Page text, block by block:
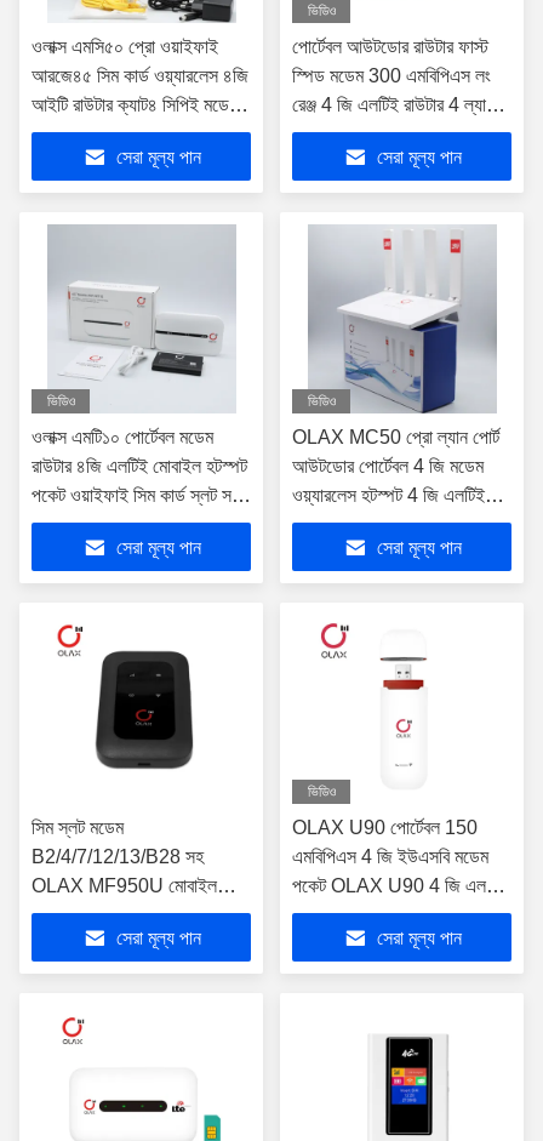
ওলাক্স এমসি৫০ প্রো ওয়াইফাই
আরজে৪৫ সিম কার্ড ওয়্যারলেস ৪জি
আইটি রাউটার ক্যাট৪ সিপিই মডেম
হোম রাউটার মডেম ৪জি আইটি সিম
সেরা মূল্য পান
ভিডিও
পোর্টেবল আউটডোর রাউটার ফাস্ট
স্পিড মডেম 300 এমবিপিএস লং
রেঞ্জ 4 জি এলটিই রাউটার 4 ল্যান
পোর্ট সহ
সেরা মূল্য পান
ভিডিও
ওলাক্স এমটি১০ পোর্টেবল মডেম
রাউটার ৪জি এলটিই মোবাইল হটস্পট
পকেট ওয়াইফাই সিম কার্ড স্লট সহ
৪জি ওয়াইফাই রাউটার
সেরা মূল্য পান
ভিডিও
OLAX MC50 প্রো ল্যান পোর্ট
আউটডোর পোর্টেবল 4 জি মডেম
ওয়্যারলেস হটস্পট 4 জি এলটিই
ওয়াইফাই রাউটার 4 জি সিপিই
সেরা মূল্য পান
সিম স্লট মডেম
B2/4/7/12/13/B28 সহ
OLAX MF950U মোবাইল
পোর্টেবল ওয়াইফাই রাউটার 4g
সেরা মূল্য পান
ভিডিও
OLAX U90 পোর্টেবল 150
এমবিপিএস 4 জি ইউএসবি মডেম
পকেট OLAX U90 4 জি এলটিই
ওয়াইফাই রাউটার
সেরা মূল্য পান